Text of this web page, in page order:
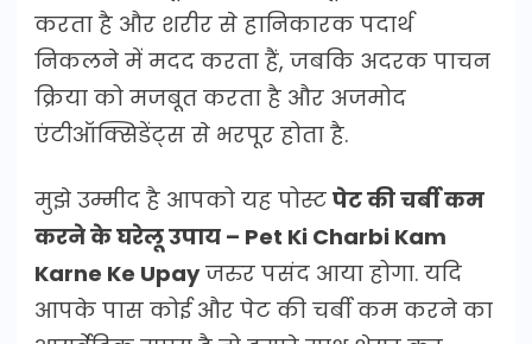
करता है और शरीर से हानिकारक पदार्थ
निकलने में मदद करता हैं, जबकि अदरक पाचन
क्रिया को मजबूत करता है और अजमोद
एंटीऑक्सिडेंट्स से भरपूर होता है.
मुझे उम्मीद है आपको यह पोस्ट पेट की चर्बी कम
करने के घरेलू उपाय – Pet Ki Charbi Kam
Karne Ke Upayजरुर पसंद आया होगा. यदि
आपके पास कोई और पेट की चर्बी कम करने का